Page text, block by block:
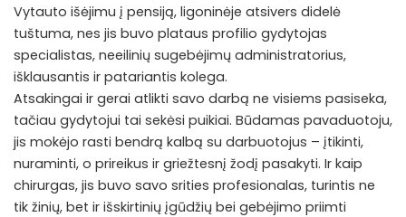
Vytauto išėjimu į pensiją, ligoninėje atsivers didelė
tuštuma, nes jis buvo plataus profilio gydytojas
specialistas, neeilinių sugebėjimų administratorius,
išklausantis ir patariantis kolega.
Atsakingai ir gerai atlikti savo darbą ne visiems pasiseka,
tačiau gydytojui tai sekėsi puikiai. Būdamas pavaduotoju,
jis mokėjo rasti bendrą kalbą su darbuotojus – įtikinti,
nuraminti, o prireikus ir griežtesnį žodį pasakyti. Ir kaip
chirurgas, jis buvo savo srities profesionalas, turintis ne
tik žinių, bet ir išskirtinių įgūdžių bei gebėjimo priimti